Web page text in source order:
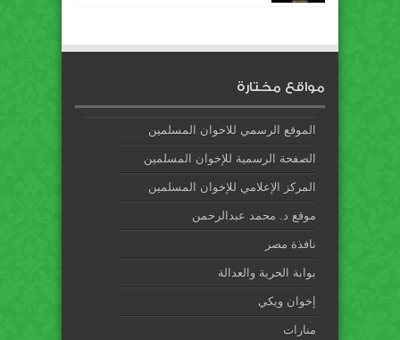
مواقع مختارة
الموقع الرسمي للاخوان المسلمين
الصفحة الرسمية للإخوان المسلمين
المركز الإعلامي للإخوان المسلمين
موقع د. محمد عبدالرحمن
نافذة مصر
بوابة الحرية والعدالة
إخوان ويكي
منارات